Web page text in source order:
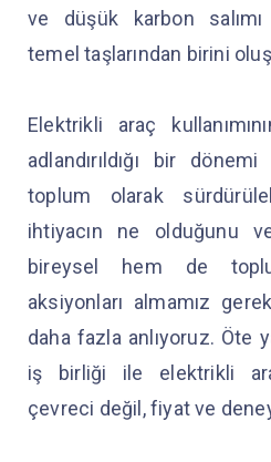
ve düşük karbon
temel taşlarından birini
Elektrikli araç
adlandırıldığı bir
toplum olarak
ihtiyacın ne olduğunu
bireysel hem de
aksiyonları almamız
daha fazla anlıyoruz. Öte
iş birliği ile elektrikli
çevreci değil, fiyat ve